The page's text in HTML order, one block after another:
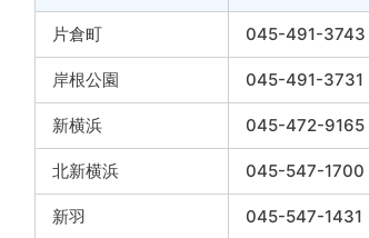
片倉町 045-491-3743
岸根公園 045-491-3731
新横浜 045-472-9165
北新横浜 045-547-1700
新羽 045-547-1431